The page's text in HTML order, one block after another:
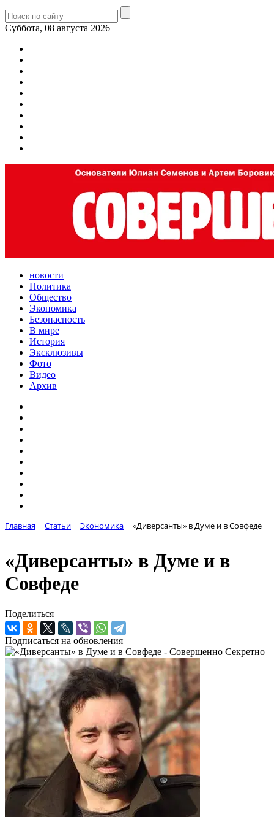
Суббота, 08 августа 2026
новости
Политика
Общество
Экономика
Безопасность
В мире
История
Эксклюзивы
Фото
Видео
Архив
Главная Статьи Экономика «Диверсанты» в Думе и в Совфеде
«Диверсанты» в Думе и в
Совфеде
Поделиться
Подписаться на обновления